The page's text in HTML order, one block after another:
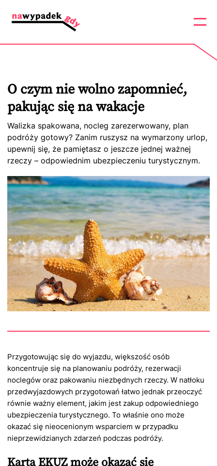
O czym nie wolno zapomnieć,
pakując się na wakacje
Walizka spakowana, nocleg zarezerwowany, plan
podróży gotowy? Zanim ruszysz na wymarzony urlop,
upewnij się, że pamiętasz o jeszcze jednej ważnej
rzeczy – odpowiednim ubezpieczeniu turystycznym.
Przygotowując się do wyjazdu, większość osób
koncentruje się na planowaniu podróży, rezerwacji
noclegów oraz pakowaniu niezbędnych rzeczy. W natłoku
przedwyjazdowych przygotowań łatwo jednak przeoczyć
równie ważny element, jakim jest zakup odpowiedniego
ubezpieczenia turystycznego. To właśnie ono może
okazać się nieocenionym wsparciem w przypadku
nieprzewidzianych zdarzeń podczas podróży.
Karta EKUZ może okazać się